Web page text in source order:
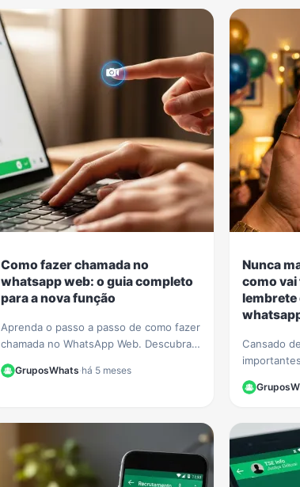
Como fazer chamada no
whatsapp web: o guia completo
para a nova função
Aprenda o passo a passo de como fazer
chamada no WhatsApp Web. Descubra
vídeo que chegou ao navegador sem
GruposWhats·há 5 meses
Nunca
como
lembrete
Cansado
aniversário